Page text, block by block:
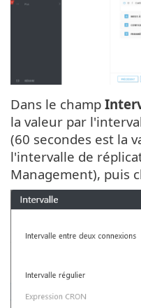
Dans le champ
la valeur par
(60 secondes est la
l'intervalle de
Management), puis